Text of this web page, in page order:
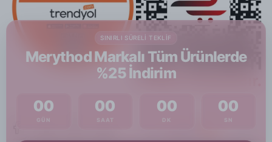
SINIRLI SÜRELI TEKLIF
Merythod Markalı Tüm Ürünlerde
%25 İndirim
00
GÜN
00
SAAT
00
DK
00
SN